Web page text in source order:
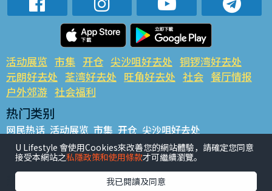
活动展览 市集 开仓 尖沙咀好去处 铜锣湾好去处
元朗好去处 荃湾好去处 旺角好去处 社会 餐厅情报
户外郊游 社会福利
热门类别
网民热话 活动展览 市集 开仓 尖沙咀好去处
铜锣湾好去处 元朗好去处 荃湾好去处 旺角好去处 社会
餐厅情报 户外郊游
热门标签
U Lifestyle 會使用Cookies來改善您的網站體驗，請確定您同意
接受本網站之私隱政策和使用條款才可繼續瀏覽。
我已閱讀及同意